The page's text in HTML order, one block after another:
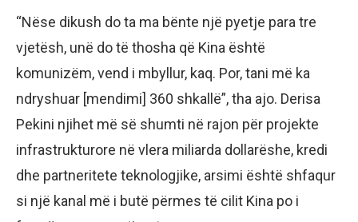
“Nëse dikush do ta ma bënte një pyetje para tre
vjetësh, unë do të thosha që Kina është
komunizëm, vend i mbyllur, kaq. Por, tani më ka
ndryshuar [mendimi] 360 shkallë”, tha ajo. Derisa
Pekini njihet më së shumti në rajon për projekte
infrastrukturore në vlera miliarda dollarëshe, kredi
dhe partneritete teknologjike, arsimi është shfaqur
si një kanal më i butë përmes të cilit Kina po i